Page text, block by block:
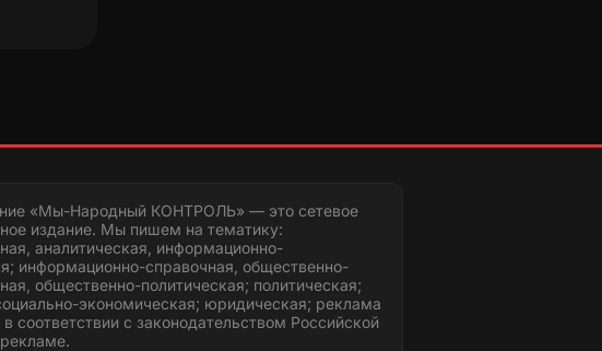
«Мы-Народный КОНТРОЛЬ» — это сетевое
издание. Мы пишем на тематику:
аналитическая, информационно-
информационно-справочная, общественно-
общественно-политическая; политическая;
экономическая; юридическая; реклама
соответствии с законодательством Российской